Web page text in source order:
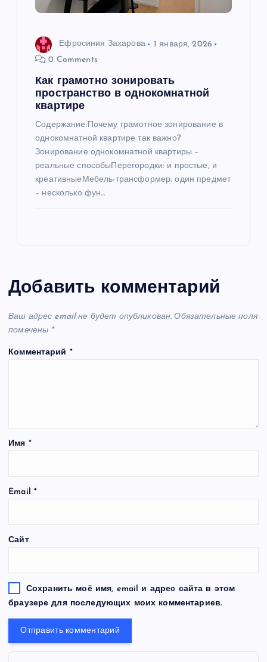
Ефросиния Захарова
1 января, 2026
0 Comments
Как грамотно зонировать
пространство в однокомнатной
квартире
Содержание:Почему грамотное зонирование в
однокомнатной квартире так важно?
Зонирование однокомнатной квартиры –
реальные способыПерегородки: и простые, и
креативныеМебель-трансформер: один предмет
– несколько фун…
Добавить комментарий
Ваш адрес email не будет опубликован. Обязательные поля
помечены *
Комментарий *
Имя *
Email *
Сайт
Сохранить моё имя, email и адрес сайта в этом
браузере для последующих моих комментариев.
S
e